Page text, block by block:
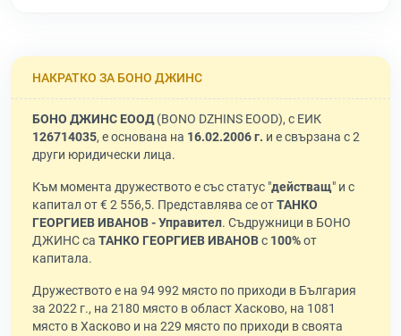
НАКРАТКО ЗА БОНО ДЖИНС
БОНО ДЖИНС ЕООД(BONO DZHINS EOOD), с ЕИК
126714035, е основана на 16.02.2006 г. и е свързана с 2
други юридически лица.
Към момента дружеството е със статус "действащ" и с
капитал от € 2 556,5. Представлява се отТАНКО
ГЕОРГИЕВ ИВАНОВ - Управител. Съдружници в БОНО
ДЖИНС са ТАНКО ГЕОРГИЕВ ИВАНОВс 100%от
капитала.
Дружеството е на 94 992 място по приходи в България
за 2022 г., на 2180 място в област Хасково, на 1081
място в Хасково и на 229 място по приходи в своята